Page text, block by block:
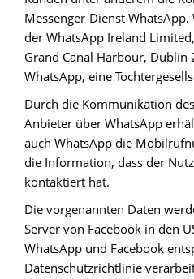
Messenger-Dienst
der WhatsApp Ireland
Grand Canal Harbour, Dublin
WhatsApp, eine
Durch die Kommunikation
Anbieter über WhatsApp
auch WhatsApp die
die Information, dass der
kontaktiert hat.
Die vorgenannten Daten
Server von Facebook in den
WhatsApp und Facebook
Datenschutzrichtlinie